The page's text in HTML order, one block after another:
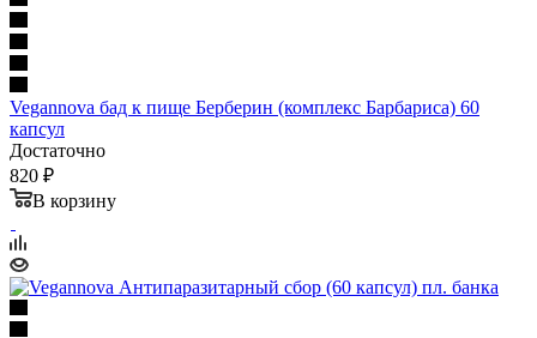
Vegannova бад к пище Берберин (комплекс Барбариса) 60
капсул
Достаточно
820 ₽
В корзину